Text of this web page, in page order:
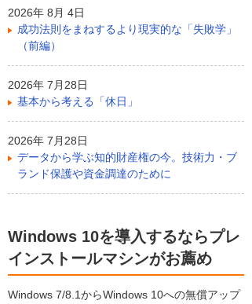
2026年 8月 4日
成功法則をまねするより現実的な「失敗学」
（前編）
2026年 7月28日
基本から考える「休日」
2026年 7月28日
データから学ぶ知的財産権の今。技術力・ブ
ランド保護や資金調達のために
Windows 10を導入するならプレ
インストールマシンがお薦め
Windows 7/8.1からWindows 10への無償アップ